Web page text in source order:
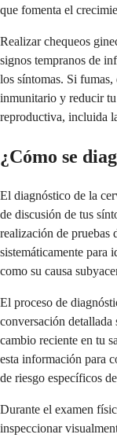
que fomenta el
Realizar chequeos
signos tempranos de
los síntomas. Si
inmunitario y reducir
reproductiva, incluida
¿Cómo se
El diagnóstico de la
de discusión de tus
realización de pruebas
sistemáticamente para
como su causa
El proceso de
conversación
cambio reciente en tu
esta información para
de riesgo específicos
Durante el examen
inspeccionar